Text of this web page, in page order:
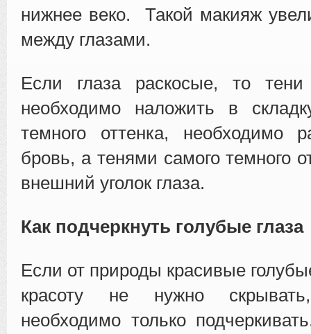
нижнее веко. Такой макияж
между глазами.
Если глаза раскосые, то тени
необходимо наложить в
темного оттенка, необходимо
бровь, а тенями самого темного
внешний уголок глаза.
Как подчеркнуть голубые глаза
Если от природы красивые
красоту не нужно
необходимо только